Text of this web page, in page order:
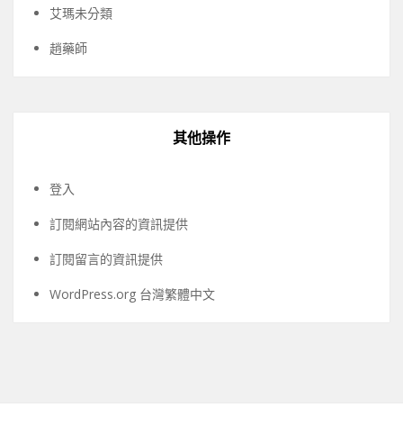
艾瑪未分類
趙藥師
其他操作
登入
訂閱網站內容的資訊提供
訂閱留言的資訊提供
WordPress.org 台灣繁體中文